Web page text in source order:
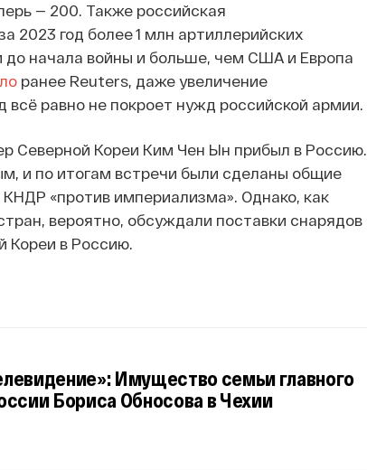
— 200. Также российская
2023 год более 1 млн артиллерийских
до начала войны и больше, чем США и Европа
ранее Reuters, даже увеличение
всё равно не покроет нужд российской армии.
Северной Кореи Ким Чен Ын прибыл в Россию.
и по итогам встречи были сделаны общие
«против империализма». Однако, как
вероятно, обсуждали поставки снарядов
Кореи в Россию.
Имущество семьи главного
Бориса Обносова в Чехии